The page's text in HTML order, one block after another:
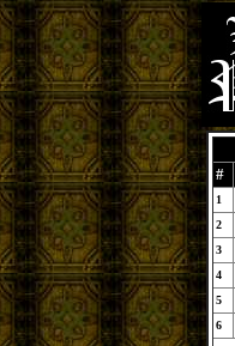
#
1
2
3
4
5
6